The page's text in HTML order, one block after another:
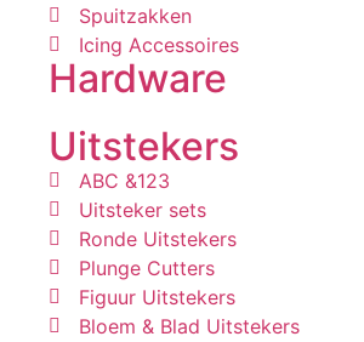
Spuitzakken
Icing Accessoires
Hardware
Uitstekers
ABC &123
Uitsteker sets
Ronde Uitstekers
Plunge Cutters
Figuur Uitstekers
Bloem & Blad Uitstekers